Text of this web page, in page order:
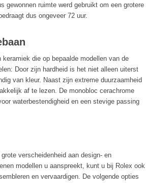
gewonnen ruimte werd gebruikt om een grotere
dus ongeveer 72 uur.
die op bepaalde modellen van de
Door zijn hardheid is het niet alleen uiterst
van kleur. Naast zijn extreme duurzaamheid
af te lezen. De monobloc cerachrome
waterbestendigheid en een stevige passing
verscheidenheid aan design- en
modellen u aanspreekt, kunt u bij Rolex ook
en vervaardigen. De volgende opties